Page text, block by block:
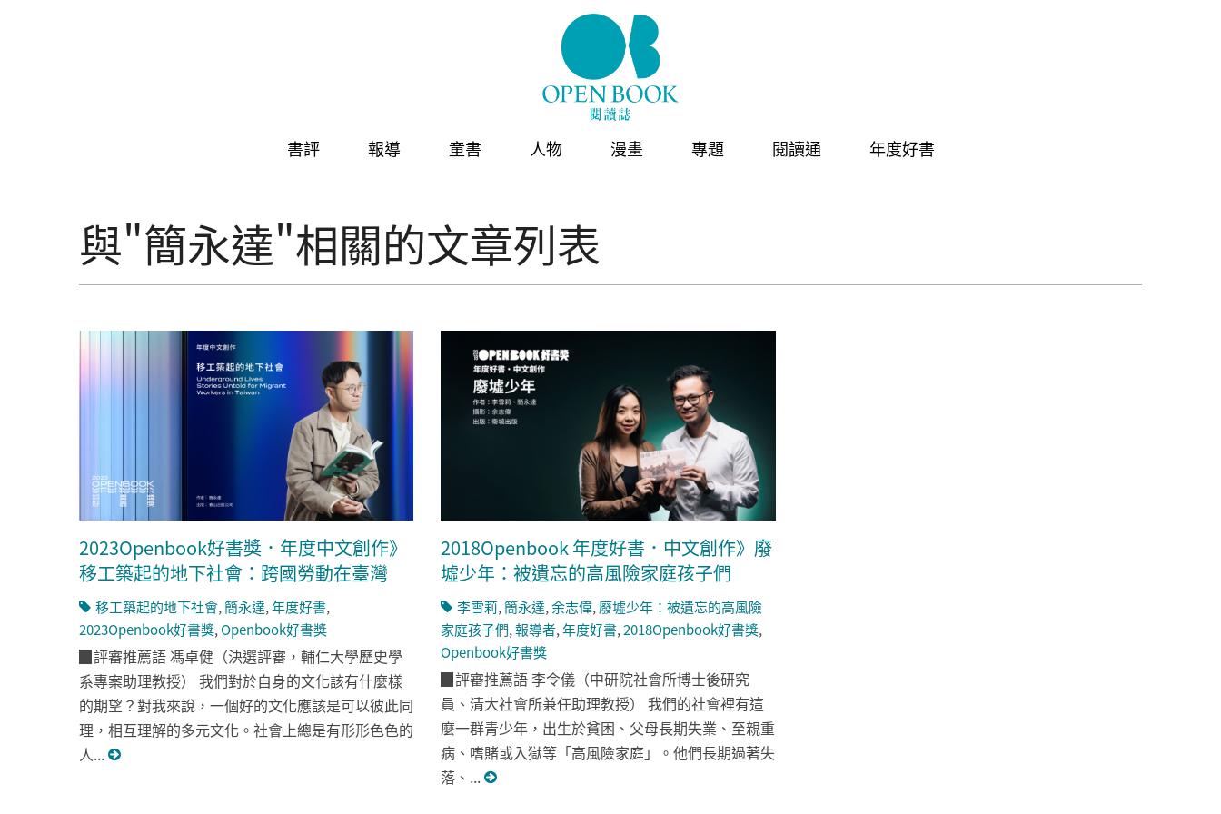
書評 報導 童書 人物 漫畫 專題 閱讀通 年度好書
與"簡永達"相關的文章列表
2023Openbook好書獎．年度中文創作》
移工築起的地下社會：跨國勞動在臺灣
移工築起的地下社會,簡永達,年度好書,
2023Openbook好書獎,Openbook好書獎
▉評審推薦語 馮卓健（決選評審，輔仁大學歷史學
系專案助理教授） 我們對於自身的文化該有什麼樣
的期望？對我來說，一個好的文化應該是可以彼此同
理，相互理解的多元文化。社會上總是有形形色色的
人...
2018Openbook 年度好書．中文創作》廢
墟少年：被遺忘的高風險家庭孩子們
李雪莉,簡永達,余志偉, 廢墟少年：被遺忘的高風險
家庭孩子們,報導者,年度好書,2018Openbook好書獎,
Openbook好書獎
▉評審推薦語 李令儀（中研院社會所博士後研究
員、清大社會所兼任助理教授） 我們的社會裡有這
麼一群青少年，出生於貧困、父母長期失業、至親重
病、嗜賭或入獄等「高風險家庭」。他們長期過著失
落、...